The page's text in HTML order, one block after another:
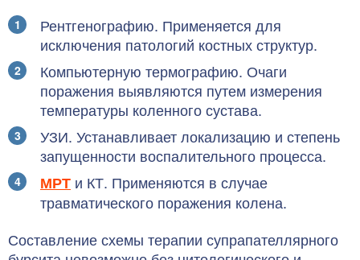
Рентгенографию. Применяется для
исключения патологий костных структур.
Компьютерную термографию. Очаги
поражения выявляются путем измерения
температуры коленного сустава.
УЗИ. Устанавливает локализацию и степень
запущенности воспалительного процесса.
МРТ и КТ. Применяются в случае
травматического поражения колена.
Составление схемы терапии супрапателлярного